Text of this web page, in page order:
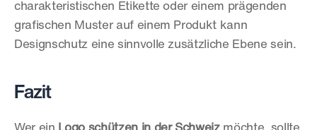
charakteristischen Etikette oder einem prägenden
grafischen Muster auf einem Produkt kann
Designschutz eine sinnvolle zusätzliche Ebene sein.
Fazit